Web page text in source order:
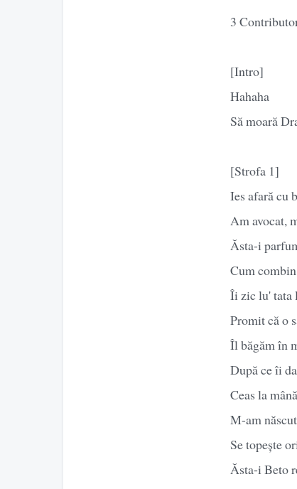
3
[Intro]
Hahaha
Să moară
[Strofa 1]
Ies afară cu
Am avocat,
Ăsta-i
Cum
Îi zic lu' tata
Promit că o
Îl băgăm în
După ce îi
Ceas la
M-am
Se topește
Ăsta-i Beto